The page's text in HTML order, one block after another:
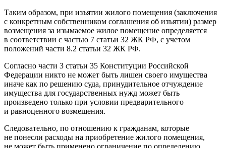
Таким образом, при изъятии жилого помещения (заключения
с конкретным собственником соглашения об изъятии) размер
возмещения за изымаемое жилое помещение определяется
в соответствии с частью 7 статьи 32 ЖК РФ, с учетом
положений части 8.2 статьи 32 ЖК РФ.
Согласно части 3 статьи 35 Конституции Российской
Федерации никто не может быть лишен своего имущества
иначе как по решению суда, принудительное отчуждение
имущества для государственных нужд может быть
произведено только при условии предварительного
и равноценного возмещения.
Следовательно, по отношению к гражданам, которые
не понесли расходы на приобретение жилого помещения,
не может быть применено ограничение по определению